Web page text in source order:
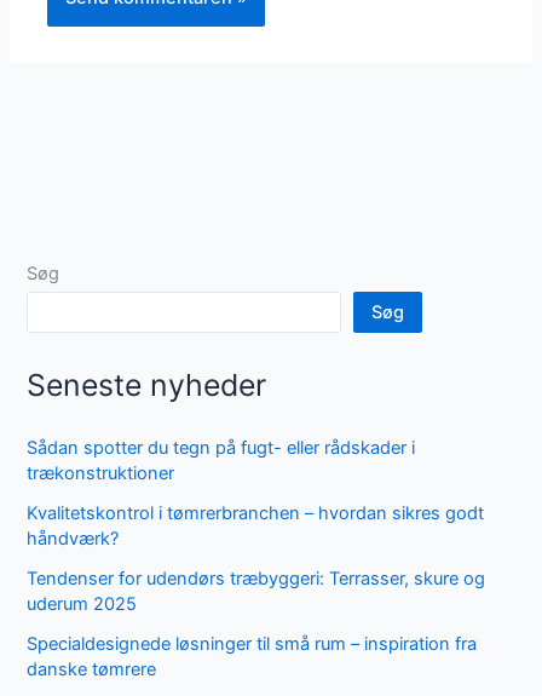
Søg
Søg
Seneste nyheder
Sådan spotter du tegn på fugt- eller rådskader i
trækonstruktioner
Kvalitetskontrol i tømrerbranchen – hvordan sikres godt
håndværk?
Tendenser for udendørs træbyggeri: Terrasser, skure og
uderum 2025
Specialdesignede løsninger til små rum – inspiration fra
danske tømrere